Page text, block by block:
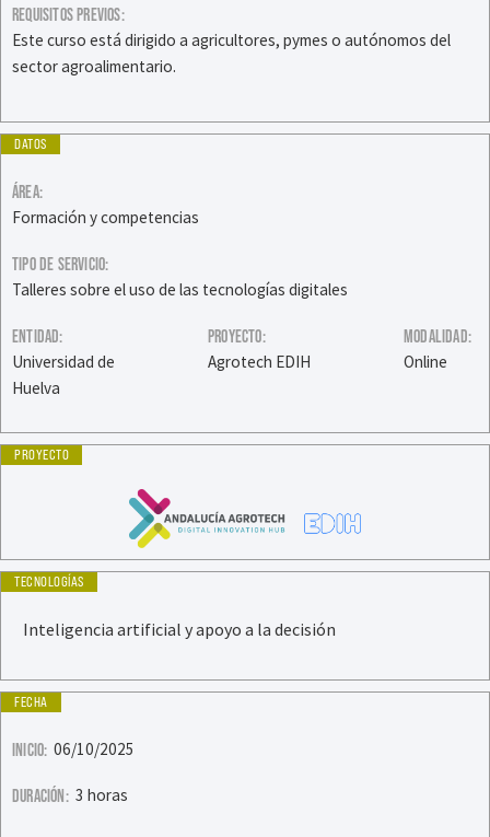
REQUISITOS PREVIOS:
Este curso está dirigido a agricultores, pymes o autónomos del
sector agroalimentario.
ÁREA:
Formación y competencias
TIPO DE SERVICIO:
Talleres sobre el uso de las tecnologías digitales
ENTIDAD:
Universidad de
Huelva
PROYECTO:
Agrotech EDIH
MODALIDAD:
Online
DATOS
PROYECTO
TECNOLOGÍAS
Inteligencia artificial y apoyo a la decisión
FECHA
INICIO: 06/10/2025
DURACIÓN: 3 horas